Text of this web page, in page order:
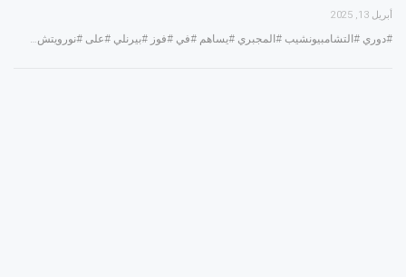
أبريل 13, 2025
#دوري #التشامبيونشيب #المجبري #يساهم #في #فوز #بيرنلي #على #نورويتش…